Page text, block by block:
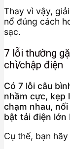
Thay vì vậy,
nổ đúng cách
sạc.
7 lỗi thường
chì/chập điện
Có 7 lỗi câu
nhầm cực, kẹp
chạm nhau,
bật tải điện lớn
Cụ thể, bạn